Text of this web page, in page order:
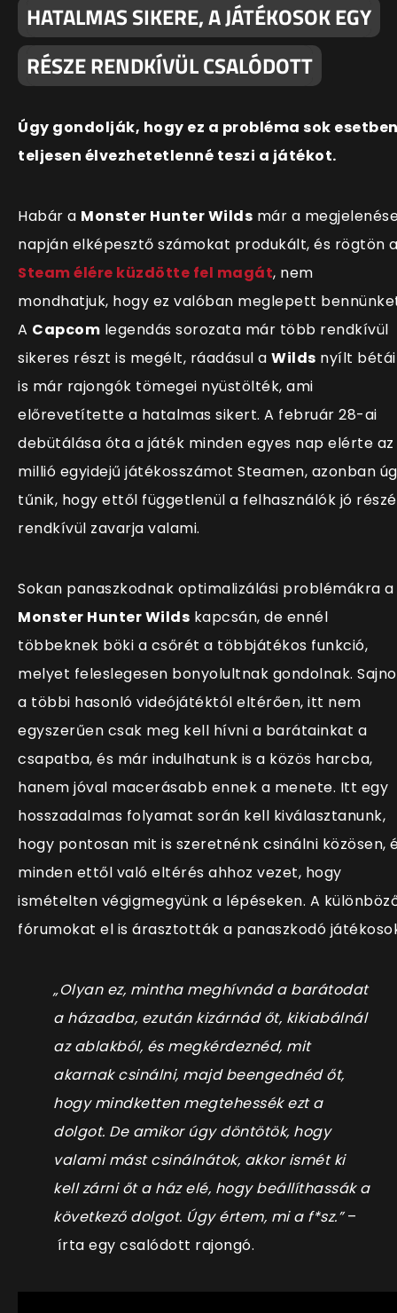
HATALMAS SIKERE, A JÁTÉKOSOK EGY
RÉSZE RENDKÍVÜL CSALÓDOTT
Úgy gondolják, hogy ez a probléma sok
teljesen élvezhetetlenné teszi a játékot.
Habár a Monster Hunter Wilds már a
napján elképesztő számokat produkált, és rögtön
Steam élére küzdötte fel magát, nem
mondhatjuk, hogy ez valóban meglepett
A Capcom legendás sorozata már több rendkívül
sikeres részt is megélt, ráadásul a Wilds nyílt
is már rajongók tömegei nyüstölték, ami
előrevetítette a hatalmas sikert. A február 28-ai
debütálása óta a játék minden egyes nap elérte az
millió egyidejű játékosszámot Steamen, azonban
tűnik, hogy ettől függetlenül a felhasználók jó
rendkívül zavarja valami.
Sokan panaszkodnak optimalizálási problémákra a
Monster Hunter Wilds kapcsán, de ennél
többeknek böki a csőrét a többjátékos funkció,
melyet feleslegesen bonyolultnak gondolnak.
a többi hasonló videójátéktól eltérően, itt nem
egyszerűen csak meg kell hívni a barátainkat a
csapatba, és már indulhatunk is a közös harcba,
hanem jóval macerásabb ennek a menete. Itt egy
hosszadalmas folyamat során kell kiválasztanunk,
hogy pontosan mit is szeretnénk csinálni közösen,
minden ettől való eltérés ahhoz vezet, hogy
ismételten végigmegyünk a lépéseken. A
fórumokat el is árasztották a panaszkodó
„Olyan ez, mintha meghívnád a barátodat
a házadba, ezután kizárnád őt, kikiabálnál
az ablakból, és megkérdeznéd, mit
akarnak csinálni, majd beengednéd őt,
hogy mindketten megtehessék ezt a
dolgot. De amikor úgy döntötök, hogy
valami mást csinálnátok, akkor ismét ki
kell zárni őt a ház elé, hogy beállíthassák a
következő dolgot. Úgy értem, mi a f*sz.” –
írta egy csalódott rajongó.